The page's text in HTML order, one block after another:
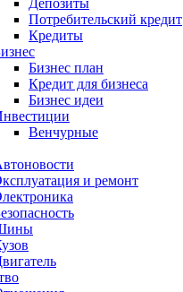
Депозиты
Потребительский кредит
Кредиты
Бизнес план
Кредит для бизнеса
Бизнес идеи
Венчурные
и ремонт